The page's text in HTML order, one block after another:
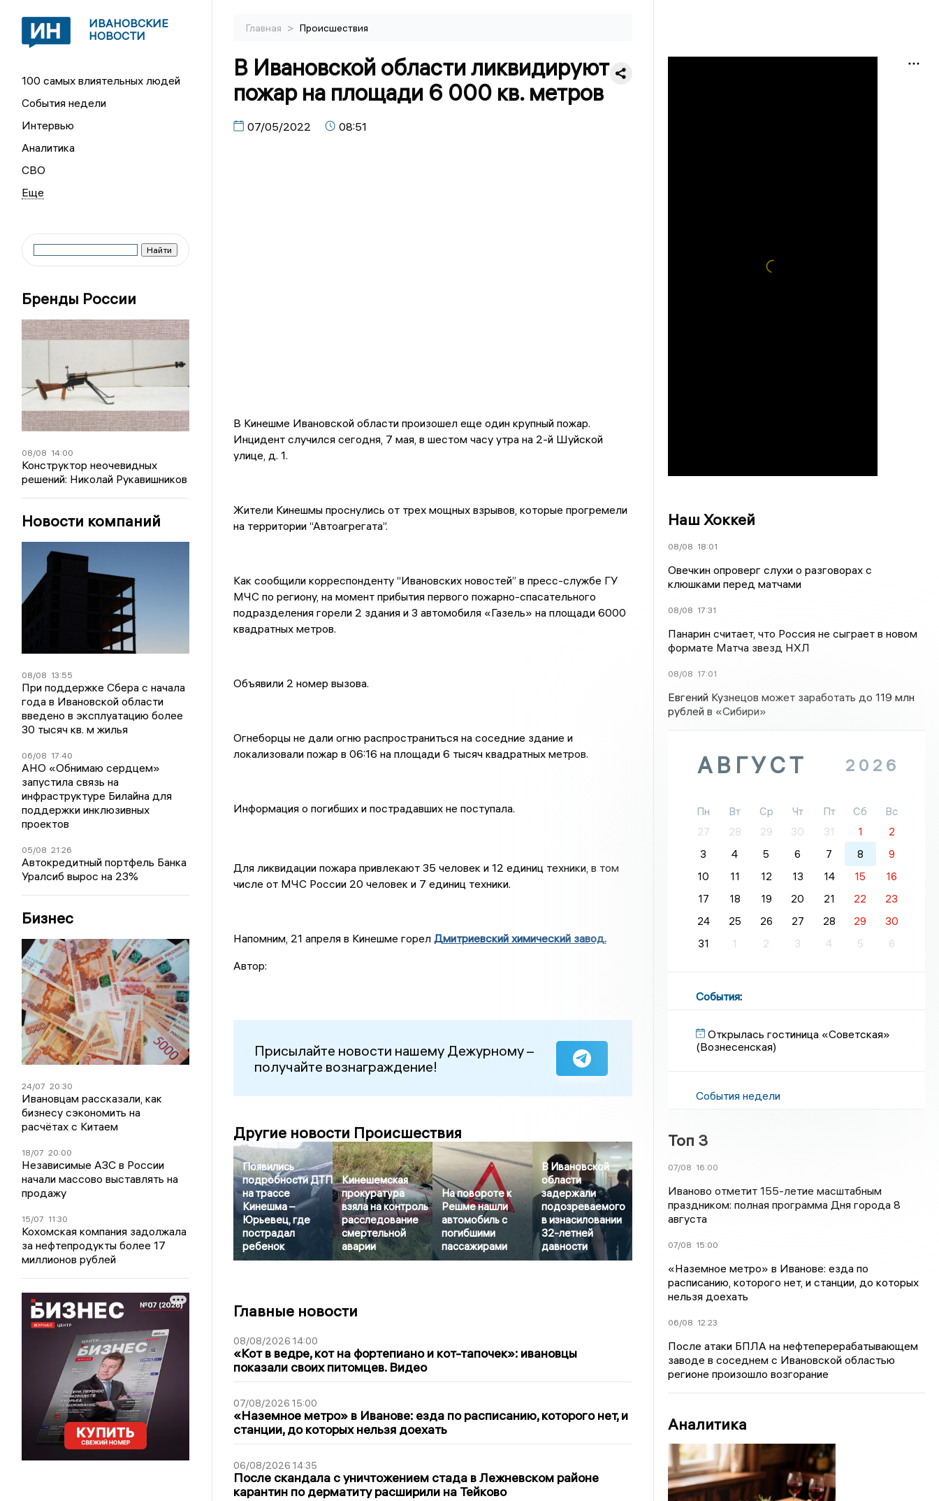
ИВАНОВСКИЕ
НОВОСТИ
100 самых влиятельных людей
События недели
Интервью
Аналитика
СВО
Бренды России
08/08 14:00
Конструктор неочевидных
решений: Николай Рукавишников
Новости компаний
08/08 13:55
При поддержке Сбера с начала
года в Ивановской области
введено в эксплуатацию более
30 тысяч кв. м жилья
06/08 17:40
АНО «Обнимаю сердцем»
запустила связь на
инфраструктуре Билайна для
поддержки инклюзивных
проектов
05/08 21:26
Автокредитный портфель Банка
Уралсиб вырос на 23%
Бизнес
24/07 20:30
Ивановцам рассказали, как
бизнесу сэкономить на
расчётах с Китаем
18/07 20:00
Независимые АЗС в России
начали массово выставлять на
продажу
15/07 11:30
Кохомская компания задолжала
за нефтепродукты более 17
миллионов рублей
Главная > Происшествия
В Ивановской области ликвидируют
пожар на площади 6 000 кв. метров
07/05/2022 08:51
В Кинешме Ивановской области произошел еще один крупный пожар.
Инцидент случился сегодня, 7 мая, в шестом часу утра на 2-й Шуйской
улице, д. 1.
Жители Кинешмы проснулись от трех мощных взрывов, которые прогремели
на территории “Автоагрегата”.
Как сообщили корреспонденту “Ивановских новостей” в пресс-службе ГУ
МЧС по региону, на момент прибытия первого пожарно-спасательного
подразделения горели 2 здания и 3 автомобиля «Газель» на площади 6000
квадратных метров.
Объявили 2 номер вызова.
Огнеборцы не дали огню распространиться на соседние здание и
локализовали пожар в 06:16 на площади 6 тысяч квадратных метров.
Информация о погибших и пострадавших не поступала.
Для ликвидации пожара привлекают 35 человек и 12 единиц техники, в том
числе от МЧС России 20 человек и 7 единиц техники.
Напомним, 21 апреля в Кинешме горел Дмитриевский химический завод.
Автор:
Присылайте новости нашему Дежурному –
получайте вознаграждение!
Другие новости Происшествия
Появились
подробности ДТП
на трассе
Кинешма –
Юрьевец, где
пострадал
ребенок
Кинешемская
прокуратура
взяла на контроль
расследование
смертельной
аварии
На повороте к
Решме нашли
автомобиль с
погибшими
пассажирами
В Ивановской
области
задержали
подозреваемого
в изнасиловании
32-летней
давности
Главные новости
08/08/2026 14:00
«Кот в ведре, кот на фортепиано и кот-тапочек»: ивановцы
показали своих питомцев. Видео
07/08/2026 15:00
«Наземное метро» в Иванове: езда по расписанию, которого нет, и
станции, до которых нельзя доехать
06/08/2026 14:35
После скандала с уничтожением стада в Лежневском районе
карантин по дерматиту расширили на Тейково
Наш Хоккей
08/08 18:01
Овечкин опроверг слухи о разговорах с
клюшками перед матчами
08/08 17:31
Панарин считает, что Россия не сыграет в новом
формате Матча звезд НХЛ
08/08 17:01
Евгений Кузнецов может заработать до 119 млн
рублей в «Сибири»
АВГУСТ 2026
Пн Вт Ср Чт Пт Сб
Вс
27
28 29 30 31 1
2
3
4 5 6 7 8
9
10
11 12 13 14 15
16
17
18 19 20 21 22
23
24
25 26 27 28 29
30
31
1 2 3 4 5 6
События:
Открылась гостиница «Советская»
(Вознесенская)
События недели
Топ 3
07/08 16:00
Иваново отметит 155-летие масштабным
праздником: полная программа Дня города 8
августа
07/08 15:00
«Наземное метро» в Иванове: езда по
расписанию, которого нет, и станции, до которых
нельзя доехать
06/08 12:23
После атаки БПЛА на нефтеперерабатывающем
заводе в соседнем с Ивановской областью
регионе произошло возгорание
Аналитика